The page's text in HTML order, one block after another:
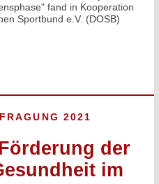
fand in Kooperation
Sportbund e.V. (DOSB)
2021
der
im